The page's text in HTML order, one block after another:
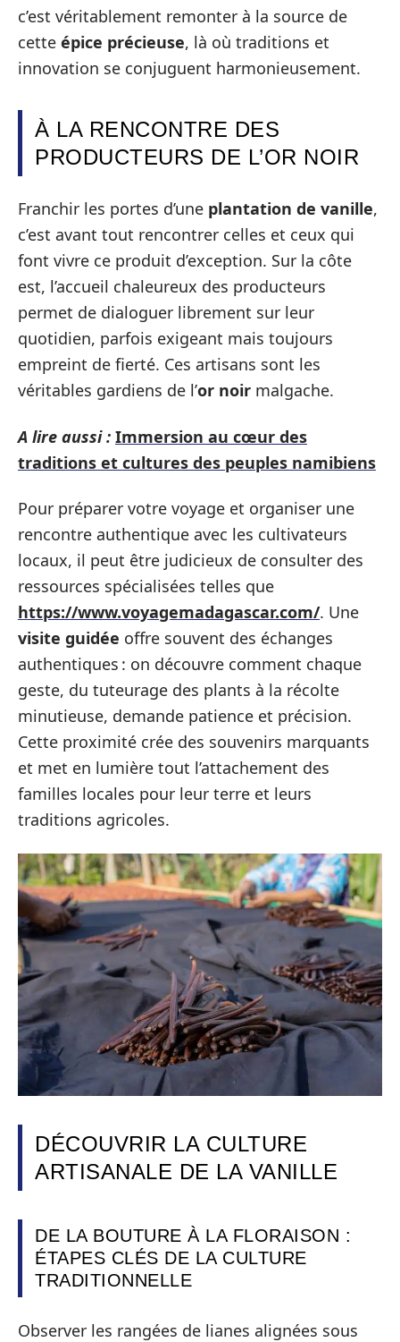
c’est véritablement remonter à la source de
cette épice précieuse, là où traditions et
innovation se conjuguent harmonieusement.
À LA RENCONTRE DES
PRODUCTEURS DE L’OR NOIR
Franchir les portes d’une plantation de vanille,
c’est avant tout rencontrer celles et ceux qui
font vivre ce produit d’exception. Sur la côte
est, l’accueil chaleureux des producteurs
permet de dialoguer librement sur leur
quotidien, parfois exigeant mais toujours
empreint de fierté. Ces artisans sont les
véritables gardiens de l’or noir malgache.
A lire aussi : Immersion au cœur des
traditions et cultures des peuples namibiens
Pour préparer votre voyage et organiser une
rencontre authentique avec les cultivateurs
locaux, il peut être judicieux de consulter des
ressources spécialisées telles que
https://www.voyagemadagascar.com/. Une
visite guidée offre souvent des échanges
authentiques : on découvre comment chaque
geste, du tuteurage des plants à la récolte
minutieuse, demande patience et précision.
Cette proximité crée des souvenirs marquants
et met en lumière tout l’attachement des
familles locales pour leur terre et leurs
traditions agricoles.
DÉCOUVRIR LA CULTURE
ARTISANALE DE LA VANILLE
DE LA BOUTURE À LA FLORAISON :
ÉTAPES CLÉS DE LA CULTURE
TRADITIONNELLE
Observer les rangées de lianes alignées sous